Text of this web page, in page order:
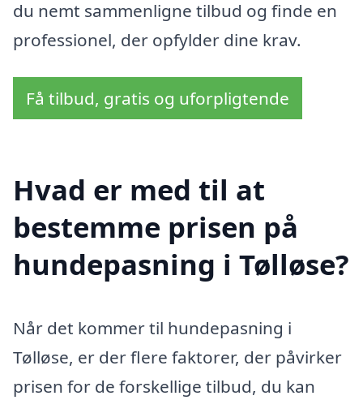
du nemt sammenligne tilbud og finde en
professionel, der opfylder dine krav.
Få tilbud, gratis og uforpligtende
Hvad er med til at
bestemme prisen på
hundepasning i Tølløse?
Når det kommer til hundepasning i
Tølløse, er der flere faktorer, der påvirker
prisen for de forskellige tilbud, du kan